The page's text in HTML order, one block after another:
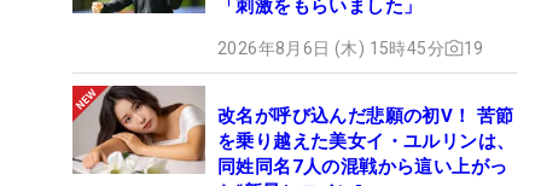
「刺激をもらいました」
2026年8月6日 (木) 15時45分 19
改名が呼び込んだ悲願の初V！ 苦節
を乗り越えた美女イ・ユルリンは、
同姓同名7人の混戦から這い上がっ